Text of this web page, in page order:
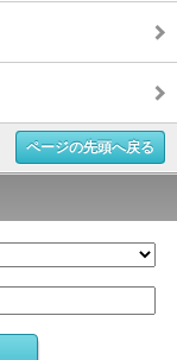
ページの先頭へ戻る